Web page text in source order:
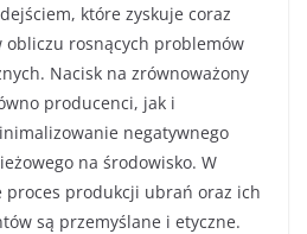
które zyskuje coraz
obliczu rosnących problemów
Nacisk na zrównoważony
producenci, jak i
negatywnego
na środowisko. W
proces produkcji ubrań oraz ich
są przemyślane i etyczne.